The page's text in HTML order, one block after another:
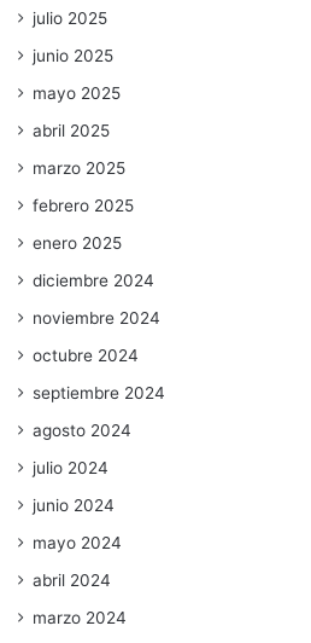
julio 2025
junio 2025
mayo 2025
abril 2025
marzo 2025
febrero 2025
enero 2025
diciembre 2024
noviembre 2024
octubre 2024
septiembre 2024
agosto 2024
julio 2024
junio 2024
mayo 2024
abril 2024
marzo 2024